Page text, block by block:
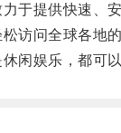
提供快速、安
问全球各地的
娱乐，都可以